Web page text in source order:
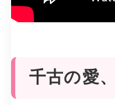
千古の愛